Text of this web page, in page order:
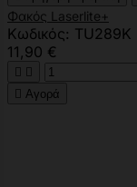
Φακός Laserlite+
Κωδικός: TU289K
11,90 €
 
 Αγορά